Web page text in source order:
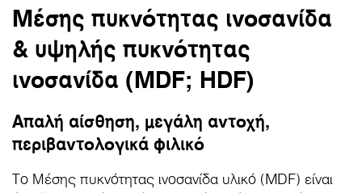
Μέσης πυκνότητας ινοσανίδα
& υψηλής πυκνότητας
ινοσανίδα (MDF; HDF)
Απαλή αίσθηση, μεγάλη αντοχή,
περιβαντολογικά φιλικό
Το Μέσης πυκνότητας ινοσανίδα υλικό (MDF) είναι